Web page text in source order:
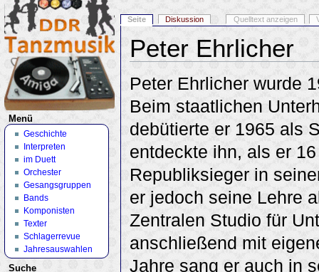
Peter Ehrlicher
Peter Ehrlicher wurde
Beim staatlichen
debütierte er 1965 als
entdeckte ihn, als er
Republiksieger in
er jedoch seine Lehre
Zentralen Studio für
anschließend mit
Jahre sang er auch in
Seite Diskussion Quelltext anzeigen
Menü
Geschichte
Interpreten
im Duett
Orchester
Gesangsgruppen
Bands
Komponisten
Texter
Schlagerrevue
Jahresauswahlen
Suche